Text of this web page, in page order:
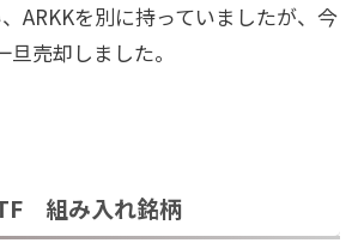
ARKKを別に持っていましたが、今
売却しました。
組み入れ銘柄